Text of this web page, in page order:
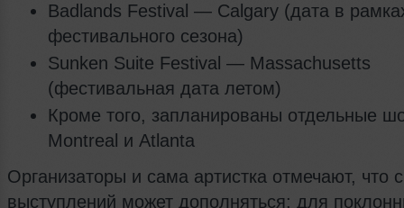
Badlands Festival — Calgary (дата в
фестивального сезона)
Sunken Suite Festival — Massachusetts
(фестивальная дата летом)
Кроме того, запланированы отдельные
Montreal и Atlanta
Организаторы и сама артистка отмечают, что
выступлений может дополняться; для